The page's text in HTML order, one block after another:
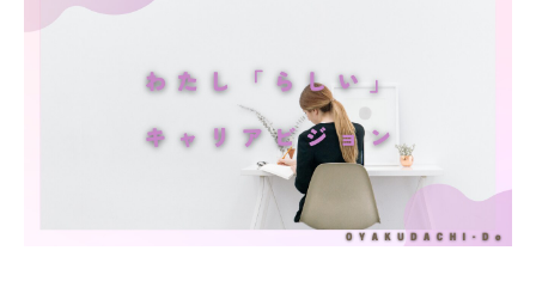
ジャンル別に探す
シリーズ別に探す
OPEN BADGE
GALLERY